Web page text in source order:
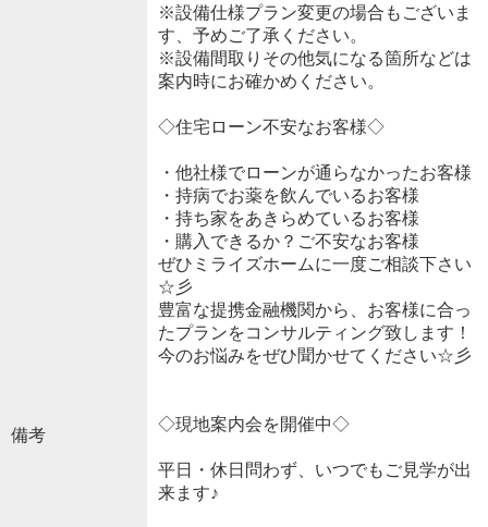
備考
※設備仕様プラン変更の場合もございま
す、予めご了承ください。
※設備間取りその他気になる箇所などは
案内時にお確かめください。
◇住宅ローン不安なお客様◇
・他社様でローンが通らなかったお客様
・持病でお薬を飲んでいるお客様
・持ち家をあきらめているお客様
・購入できるか？ご不安なお客様
ぜひミライズホームに一度ご相談下さい
☆彡
豊富な提携金融機関から、お客様に合っ
たプランをコンサルティング致します！
今のお悩みをぜひ聞かせてください☆彡
◇現地案内会を開催中◇
平日・休日問わず、いつでもご見学が出
来ます♪